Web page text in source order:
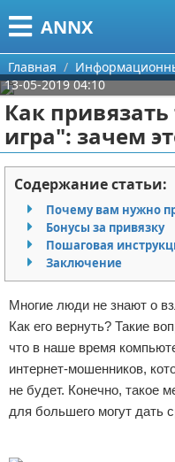
ANNX
Меню
Главная
Категории
Информационные
Поиск
О проекте
Контакты
Сотрудничество
Размещение рекламы
Для правообладателей
Условия
Отказ от
Главная
13-05-2019 04:10
Как
игра": зачем
Содержание статьи:
Почему вам нужно
Бонусы за привязку
Пошаговая
Заключение
Многие люди не знают о
Как его вернуть? Такие
что в наше время
интернет-мошенников,
не будет. Конечно, такое
для большего могут дать